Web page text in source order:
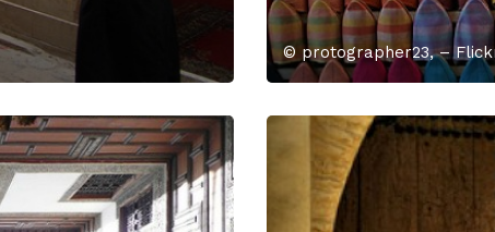
© protographer23, –